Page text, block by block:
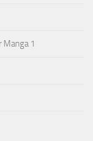
Manga 1